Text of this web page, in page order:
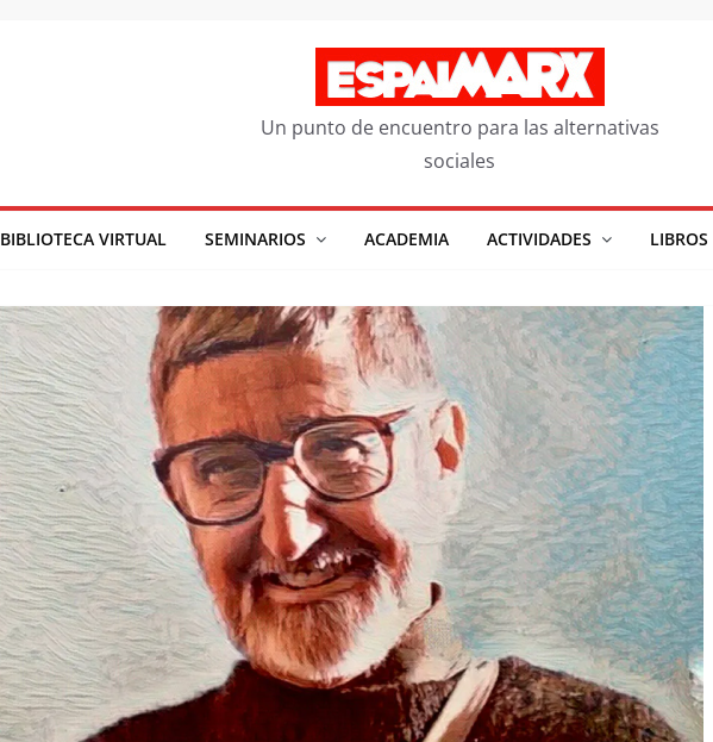
Un punto de encuentro para las alternativas
sociales
BIBLIOTECA VIRTUAL SEMINARIOS ACADEMIA ACTIVIDADES LIBROS